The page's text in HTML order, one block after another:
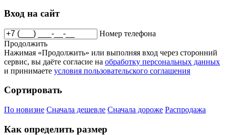
Вход на сайт
Номер телефона
Продолжить
Нажимая «Продолжить» или выполняя вход через сторонний
сервис, вы даёте согласие на обработку персональных данных
и принимаете условия пользовательского соглашения
Сортировать
По новизне Сначала дешевле Сначала дороже Распродажа
Как определить размер